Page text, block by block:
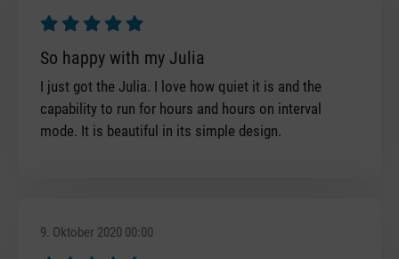
Bewertung mit 5 von 5 Sternen
So happy with my Julia
I just got the Julia. I love how quiet it is and the
capability to run for hours and hours on interval
mode. It is beautiful in its simple design.
9. Oktober 2020 00:00